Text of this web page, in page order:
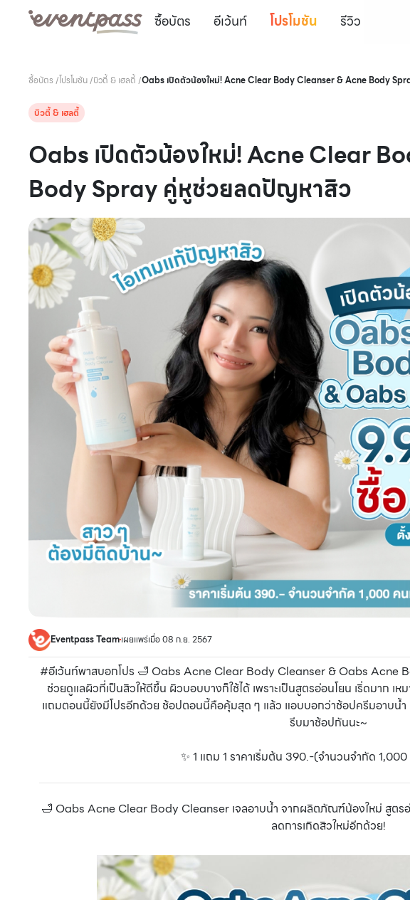
ซื้อบัตร อีเว้นท์ โปรโมชัน รีวิว
ซื้อบัตร /โปรโมชัน/บิวตี้ & เฮลตี้ /Oabs เปิดตัวน้องใหม่! Acne Clear Body Cleanser & Acne Body
บิวตี้ & เฮลตี้
Oabs เปิดตัวน้องใหม่! Acne Clear
Body Spray คู่หูช่วยลดปัญหาสิว
Eventpass Teamเผยแพร่เมื่อ 08 ก.ย. 2567
#อีเว้นท์พาสบอกโปร 🛁 Oabs Acne Clear Body Cleanser & Oabs Acne
ช่วยดูแลผิวที่เป็นสิวให้ดีขึ้น ผิวบอบบางก็ใช้ได้ เพราะเป็นสูตรอ่อนโยน เริ่ดมาก เ
แถมตอนนี้ยังมีโปรอีกด้วย ช้อปตอนนี้คือคุ้มสุด ๆ แล้ว แอบบอกว่าช้อปครีมอาบน้ำ
รีบมาช้อปกันนะ~
✨ 1 แถม 1 ราคาเริ่มต้น 390.-(จำนวนจำกัด
🛁 Oabs Acne Clear Body Cleanser เจลอาบน้ำ จากผลิตภัณฑ์น้องใหม่ สูตร
ลดการเกิดสิวใหม่อีกด้วย!